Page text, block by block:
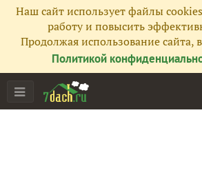
Наш сайт использует файлы
работу и повысить
Продолжая использование сайта,
Политикой